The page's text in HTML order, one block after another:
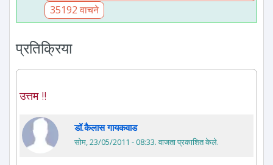
35192 वाचने
प्रतिक्रिया
उत्तम !!
डॉ.कैलास गायकवाड
सोम, 23/05/2011 - 08:33. वाजता प्रकाशित केले.